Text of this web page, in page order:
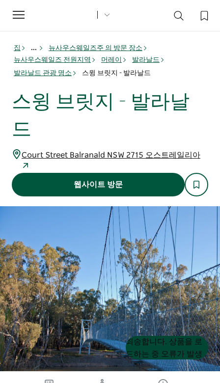
Toggle
navigation
집 ...
뉴사우스웨일즈주 의 방문 장소
뉴사우스웨일즈 전원지역
머레이
발라날드
발라날드 관광 명소
스윙 브릿지 - 발라날드
스윙 브릿지 - 발라날
드
Court Street Balranald NSW 2715 오스트레일리아
웹사이트 방문
Product
List
Product
List
죄송합니다. 상품을 로
드하는 중 오류가 발생
했습니다. 나중에 다시
시도해 주세요.